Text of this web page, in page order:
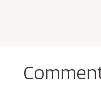
n
t